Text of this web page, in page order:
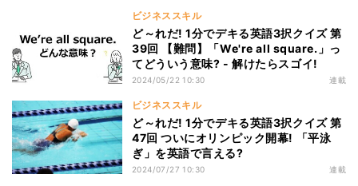
ビジネススキル
ど～れだ! 1分でデキる英語3択クイズ 第
39回 【難問】「We're all square.」っ
てどういう意味? - 解けたらスゴイ!
2024/05/22 10:30 連載
ビジネススキル
ど～れだ! 1分でデキる英語3択クイズ 第
47回 ついにオリンピック開幕! 「平泳
ぎ」を英語で言える?
2024/07/27 10:30 連載